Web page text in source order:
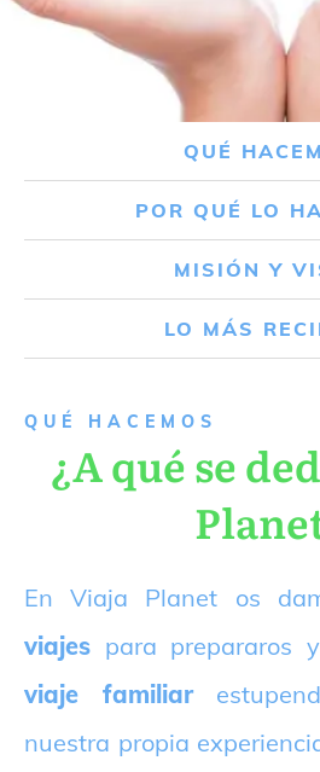
QUÉ
POR QUÉ LO
MISIÓN Y
LO MÁS
QUÉ HACEMOS
¿A qué se
En Viaja Planet os
viajes para prepararos
viaje familiar
nuestra propia